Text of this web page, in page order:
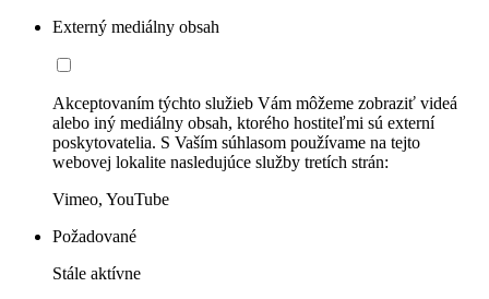
Externý mediálny obsah
Akceptovaním týchto služieb Vám môžeme zobraziť videá
alebo iný mediálny obsah, ktorého hostiteľmi sú externí
poskytovatelia. S Vaším súhlasom používame na tejto
webovej lokalite nasledujúce služby tretích strán:
Vimeo, YouTube
Požadované
Stále aktívne